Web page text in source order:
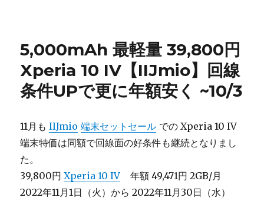
5,000mAh 最軽量 39,800円
Xperia 10 IV【IIJmio】回線
条件UPで更に年額安く ~10/3
11月もIIJmio 端末セットセール での Xperia 10 IV
端末特価は同額で回線面の好条件も継続となりまし
た。
39,800円Xperia 10 IV 年額 49,471円 2GB/月
2022年11月1日（火）から 2022年11月30日（水）